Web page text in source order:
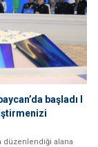
başladı I
düzenlendiği alana